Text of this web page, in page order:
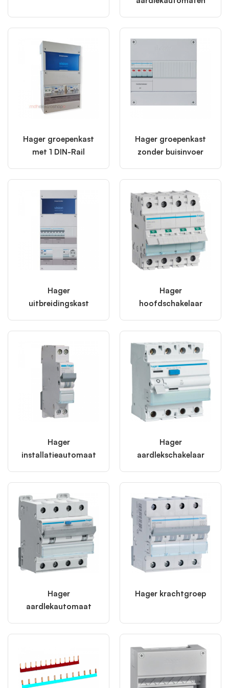
Kwaliteit en Betrouwbaarheid van Hager:Hager
staat garant voor hoogwaardige en betrouwbare
producten die voldoen aan de strengste normen, wat
resulteert in veilige en duurzame installaties.
Gratis Verzending boven €200,-:Bestellingen met
een waarde boven €200,- worden gratis verzonden,
een extra kostenbesparing voor grotere projecten.
Deskundige Ondersteuning: Een team van ervaren
en componenten voor elke specifieke toepassing.
Hager groepenkast
met 1 DIN-Rail
Hager groepenkast
zonder buisinvoer
Hager
uitbreidingskast
Hager
hoofdschakelaar
Hager
installatieautomaat
Hager
aardlekschakelaar
Hager
aardlekautomaat
Hager krachtgroep